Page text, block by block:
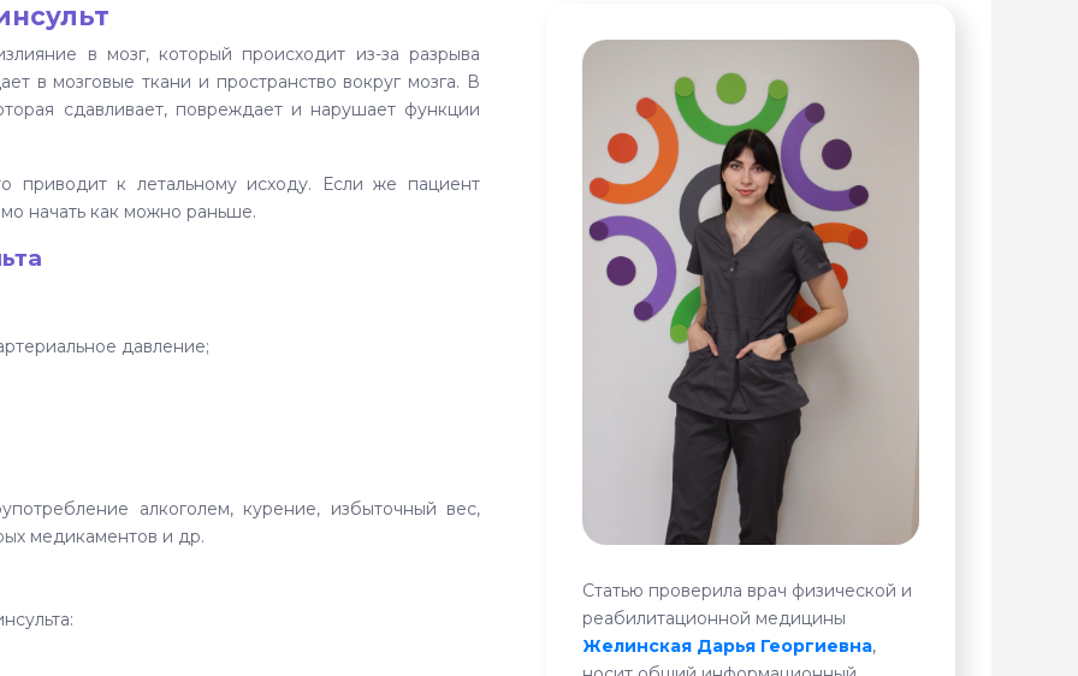
в мозг, который происходит из-за разрыва
в мозговые ткани и пространство вокруг мозга. В
сдавливает, повреждает и нарушает функции
приводит к летальному исходу. Если же пациент
начать как можно раньше.
давление;
алкоголем, курение, избыточный вес,
медикаментов и др.
Статью проверила врач физической и
реабилитационной медицины
Желинская Дарья Георгиевна,